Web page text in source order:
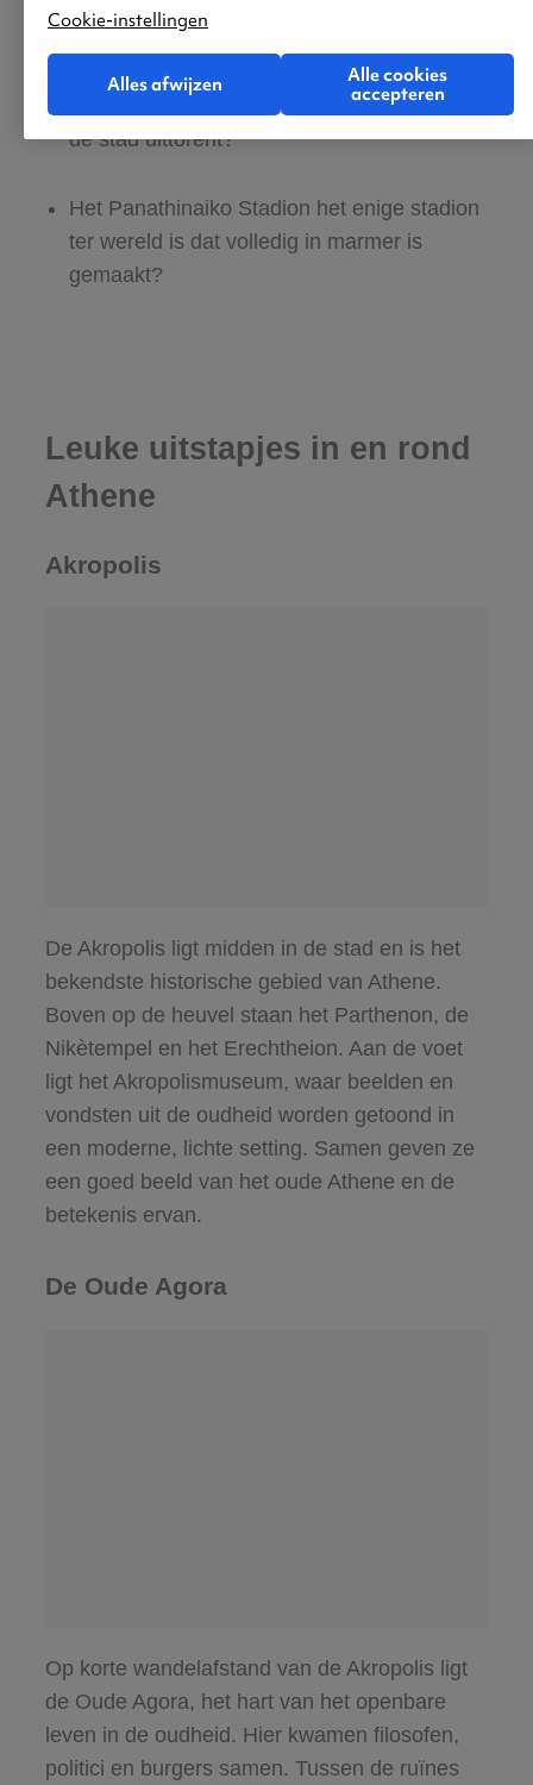
bewoonde steden van Europa is?
De Akropolis al meer dan 2.500 jaar boven
de stad uittorent?
Het Panathinaiko Stadion het enige stadion
ter wereld is dat volledig in marmer is
gemaakt?
Leuke uitstapjes in en rond
Athene
Akropolis
De Akropolis ligt midden in de stad en is het
bekendste historische gebied van Athene.
Boven op de heuvel staan het Parthenon, de
Nikètempel en het Erechtheion. Aan de voet
ligt het Akropolismuseum, waar beelden en
vondsten uit de oudheid worden getoond in
een moderne, lichte setting. Samen geven ze
een goed beeld van het oude Athene en de
betekenis ervan.
De Oude Agora
Op korte wandelafstand van de Akropolis ligt
de Oude Agora, het hart van het openbare
leven in de oudheid. Hier kwamen filosofen,
politici en burgers samen. Tussen de ruïnes
Cookie-instellingen
Alles afwijzen
Alle cookies
accepteren